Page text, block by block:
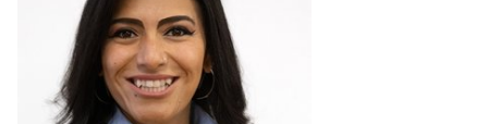
Presidenta Regional
(Argentina)
READ BIO